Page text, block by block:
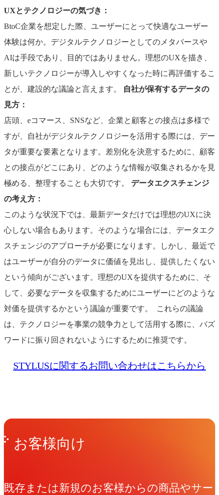
UXとテクノロジーの気づき：
BtoC企業を想定した際、ユーザーにとって快適なユーザー
体験は何か。デジタルテクノロジーとしてのメタバースや
AIは手段であり、目的ではありません。理想のUXを描き、
新しいテクノロジーが導入しやすくなった時に再評価するこ
とが、建設的な議論と言えます。
自社が保有するデータの
見方：
店頭、eコマース、SNSなど、企業と顧客との接点は多様で
すが、自社がデジタルテクノロジーを活用する際には、デー
タが重要な要素となります。差別化を決意するために、顧客
との接点がどこにあり、どのような情報が収集されるかを見
極める、整理することも大切です。
データエクスチェンジ
の考え方：
このような状況下では、最新データだけでは理想のUXに決
心しない場合もあります。そのような場合には、データエク
スチェンジのアプローチが必要になります。しかし、最近で
はユーザーが自分のデータに価値を見出し、提供したくない
という傾向がございます。理想のUXを提供するために、そ
して、必要なデータを収集するためにユーザーにどのような
対価を提供するかという議論が重要です。
これらの議論
は、テクノロジーを事業の競争力として活用する際に、バズ
ワードに振り回されないようにするために推奨です。
STYLUSに関するお問い合わせはこちらから
Get in Touchお問い合わせ
お客様向け
既存または新規のお客様からの商品やサー